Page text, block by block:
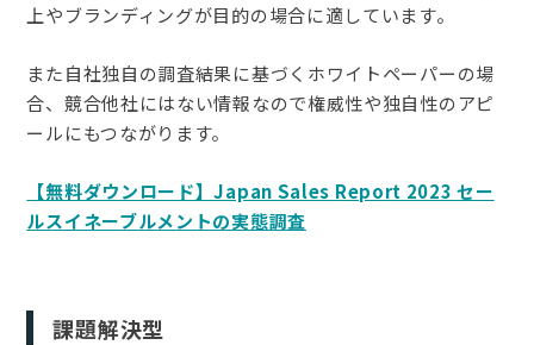
上やブランディングが目的の場合に適しています。
また自社独自の調査結果に基づくホワイトペーパーの場
合、競合他社にはない情報なので権威性や独自性のアピ
ールにもつながります。
【無料ダウンロード】Japan Sales Report 2023 セー
ルスイネーブルメントの実態調査
課題解決型